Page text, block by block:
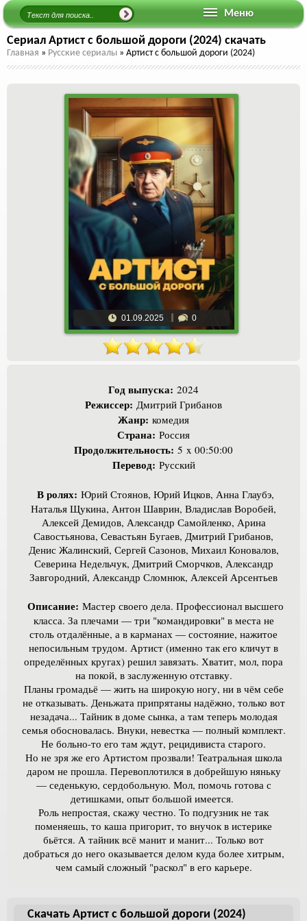
Меню
Сериал Артист с большой дороги (2024) скачать
Главная » Русские сериалы » Артист с большой дороги (2024)
01.09.2025 0
Год выпуска: 2024
Режиссер: Дмитрий Грибанов
Жанр: комедия
Страна: Россия
Продолжительность: 5 x 00:50:00
Перевод: Русский
В ролях: Юрий Стоянов, Юрий Ицков, Анна Глаубэ,
Наталья Щукина, Антон Шаврин, Владислав Воробей,
Алексей Демидов, Александр Самойленко, Арина
Савостьянова, Севастьян Бугаев, Дмитрий Грибанов,
Денис Жалинский, Сергей Сазонов, Михаил Коновалов,
Северина Недельчук, Дмитрий Сморчков, Александр
Завгородний, Александр Сломнюк, Алексей Арсентьев
Описание: Мастер своего дела. Профессионал высшего
класса. За плечами — три "командировки" в места не
столь отдалённые, а в карманах — состояние, нажитое
непосильным трудом. Артист (именно так его кличут в
определённых кругах) решил завязать. Хватит, мол, пора
на покой, в заслуженную отставку.
Планы громадьё — жить на широкую ногу, ни в чём себе
не отказывать. Деньжата припрятаны надёжно, только вот
незадача... Тайник в доме сынка, а там теперь молодая
семья обосновалась. Внуки, невестка — полный комплект.
Не больно-то его там ждут, рецидивиста старого.
Но не зря же его Артистом прозвали! Театральная школа
даром не прошла. Перевоплотился в добрейшую няньку
— седенькую, сердобольную. Мол, помочь готова с
детишками, опыт большой имеется.
Роль непростая, скажу честно. То подгузник не так
поменяешь, то каша пригорит, то внучок в истерике
бьётся. А тайник всё манит и манит... Только вот
добраться до него оказывается делом куда более хитрым,
чем самый сложный "раскол" в его карьере.
Скачать Артист с большой дороги (2024)